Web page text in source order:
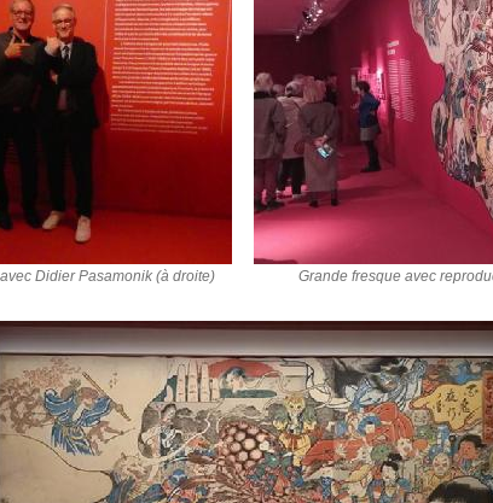
Didier Pasamonik (à droite) Grande fresque avec